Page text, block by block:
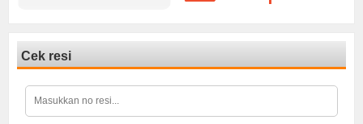
Cek resi